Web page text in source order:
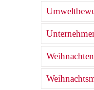
Weihnachten